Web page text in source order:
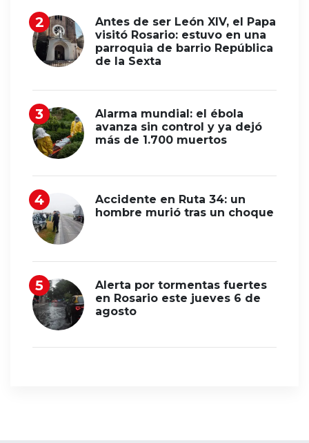
Antes de ser León XIV, el Papa
visitó Rosario: estuvo en una
parroquia de barrio República
de la Sexta
Alarma mundial: el ébola
avanza sin control y ya dejó
más de 1.700 muertos
Accidente en Ruta 34: un
hombre murió tras un choque
Alerta por tormentas fuertes
en Rosario este jueves 6 de
agosto